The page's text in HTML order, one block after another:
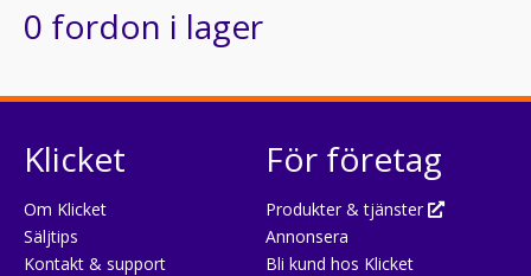
0 fordon i lager
Klicket
Om Klicket
Säljtips
Kontakt & support
För företag
Produkter & tjänster
Annonsera
Bli kund hos Klicket